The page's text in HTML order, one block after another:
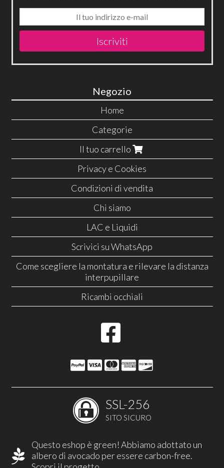
Iscriviti
Negozio
Home
Categorie
Il tuo carrello
Privacy e Cookies
Condizioni di vendita
Chi siamo
LAC e Liquidi
Scrivici su WhatsApp
Come scegliere la montatura e rilevare la distanza
interpupillare
Ricambi occhiali
SSL-256
SITO SICURO
Questo eshop è green! Abbiamo adottato un
albero di avocado per essere carbon-free.